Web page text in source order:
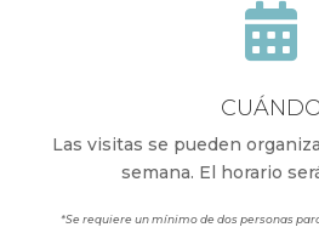

Las visitas se pueden
semana. El horario
*Se requiere un mínimo de dos personas